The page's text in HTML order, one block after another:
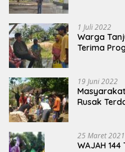
1 Juli 2022
Warga
Terima
19 Juni 2022
Rusak
25 Maret 2021
WAJAH 144